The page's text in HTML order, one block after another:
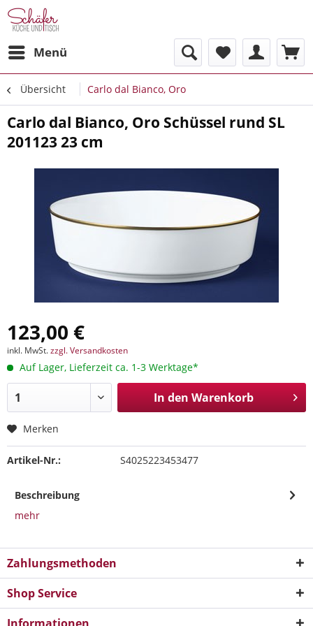
Menü
Übersicht Carlo dal Bianco, Oro
Carlo dal Bianco, Oro Schüssel rund SL
201123 23 cm
123,00 €
inkl. MwSt.zzgl. Versandkosten
Auf Lager, Lieferzeit ca. 1-3 Werktage*
In den Warenkorb
Merken
Artikel-Nr.: S4025223453477
Beschreibung
mehr
Zahlungsmethoden
Shop Service